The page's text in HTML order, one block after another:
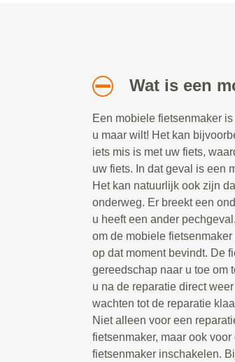
Wat is een
Een mobiele fietsenmaker
u maar wilt! Het kan
iets mis is met uw fiets,
uw fiets. In dat geval is een
Het kan natuurlijk ook zijn
onderweg. Er breekt een
u heeft een ander
om de mobiele
op dat moment bevindt. De
gereedschap naar u toe om
u na de reparatie direct
wachten tot de reparatie
Niet alleen voor een
fietsenmaker, maar ook
fietsenmaker inschakelen.